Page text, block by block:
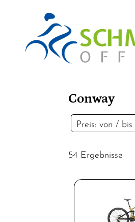
Conway
Preis: von / bis
54 Ergebnisse